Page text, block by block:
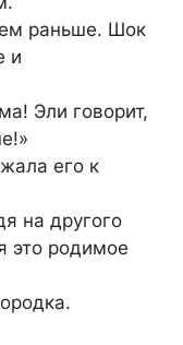
раньше. Шок
и
Эли говорит,
его к
на другого
это родимое